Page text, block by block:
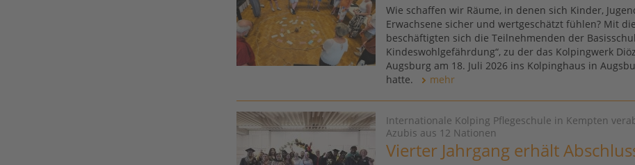
Wie schaffen wir Räume, in denen sich Kinder,
Erwachsene sicher und wertgeschätzt fühlen? Mit
beschäftigten sich die Teilnehmenden der
Kindeswohlgefährdung“, zu der das Kolpingwerk
Augsburg am 18. Juli 2026 ins Kolpinghaus in
hatte.
mehr
Internationale Kolping Pflegeschule in Kempten
Azubis aus 12 Nationen
Vierter Jahrgang erhält